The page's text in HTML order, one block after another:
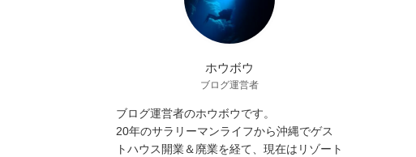
ホウボウ
ブログ運営者
ブログ運営者のホウボウです。
20年のサラリーマンライフから沖縄でゲス
トハウス開業＆廃業を経て、現在はリゾート